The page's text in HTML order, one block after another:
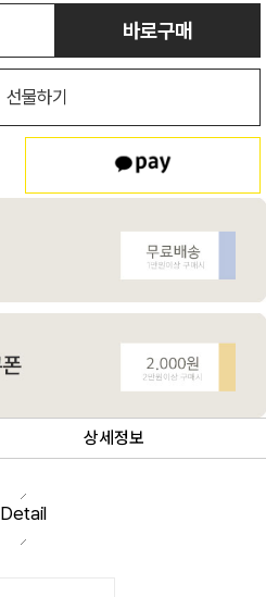
바로구매
선물하기
상세정보
Detail